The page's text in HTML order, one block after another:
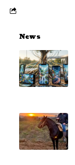
News